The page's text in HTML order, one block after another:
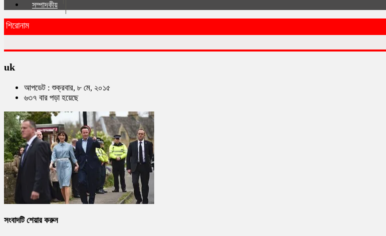
সম্পাদকীয়
শিরোনাম
uk
আপডেট : শুক্রবার, ৮ মে, ২০১৫
৬৩৭ বার পড়া হয়েছে
সংবাদটি শেয়ার করুন